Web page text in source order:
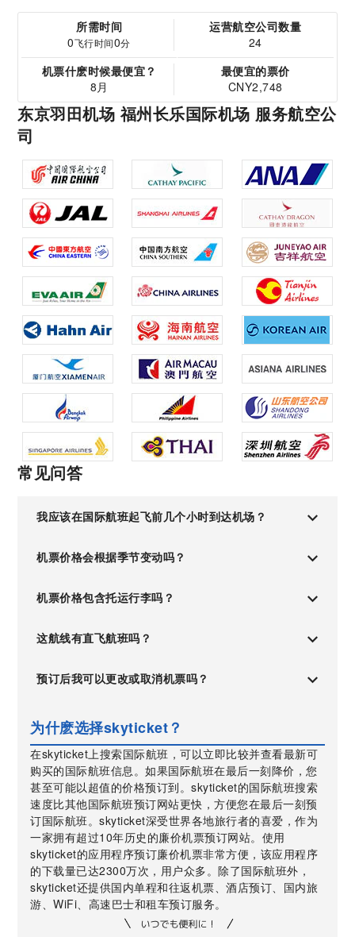
所需时间
0飞行时间0分
运营航空公司数量
24
机票什麽时候最便宜？
8月
最便宜的票价
CNY2,748
东京羽田机场 福州长乐国际机场 服务航空公
司
常见问答
我应该在国际航班起飞前几个小时到达机场？
机票价格会根据季节变动吗？
机票价格包含托运行李吗？
这航线有直飞航班吗？
预订后我可以更改或取消机票吗？
为什麽选择skyticket？
在skyticket上搜索国际航班，可以立即比较并查看最新可
购买的国际航班信息。如果国际航班在最后一刻降价，您
甚至可能以超值的价格预订到。skyticket的国际航班搜索
速度比其他国际航班预订网站更快，方便您在最后一刻预
订国际航班。skyticket深受世界各地旅行者的喜爱，作为
一家拥有超过10年历史的廉价机票预订网站。使用
skyticket的应用程序预订廉价机票非常方便，该应用程序
的下载量已达2300万次，用户众多。除了国际航班外，
skyticket还提供国内单程和往返机票、酒店预订、国内旅
游、WiFi、高速巴士和租车预订服务。